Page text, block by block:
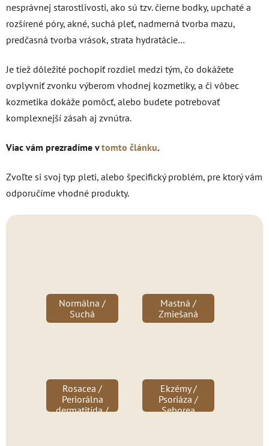
nesprávnej starostlivosti, ako sú tzv. čierne bodky, upchaté a
rozšírené póry, akné, suchá pleť, nadmerná tvorba mazu,
predčasná tvorba vrások, strata hydratácie…
Je tiež dôležité pochopiť rozdiel medzi tým, čo dokážete
ovplyvniť zvonku výberom vhodnej kozmetiky, a či vôbec
kozmetika dokáže pomôcť, alebo budete potrebovať
komplexnejší zásah aj zvnútra.
Viac vám prezradíme v tomto článku.
Zvoľte si svoj typ pleti, alebo špecifický problém, pre ktorý vám
odporučíme vhodné produkty.
Normálna /
Suchá
Mastná /
Zmiešaná
Rosacea /
Periorálna
dermatitída /
Ekzémy /
Psoriáza /
Seborea